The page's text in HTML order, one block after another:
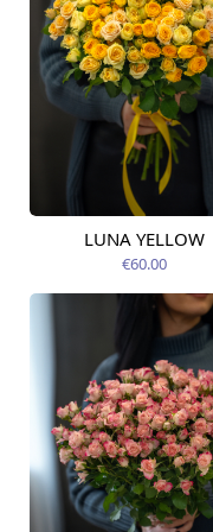
Pieejams šodien
LUNA YELLOW
€60.00